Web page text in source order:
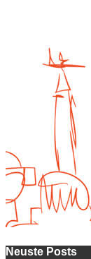
Neuste Posts